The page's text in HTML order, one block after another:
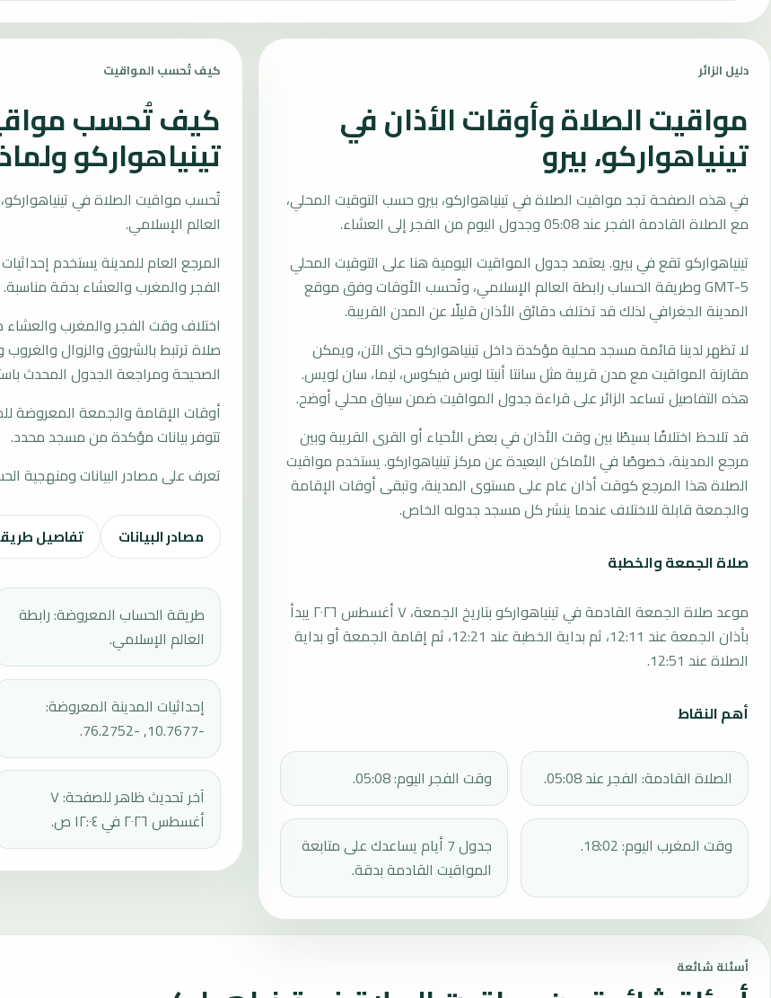
دليل الزائر
مواقيت الصلاة وأوقات الأذان في
تينياهواركو، بيرو
في هذه الصفحة تجد مواقيت الصلاة في تينياهواركو، بيرو حسب التوقيت المحلي،
مع الصلاة القادمة الفجر عند 05:08 وجدول اليوم من الفجر إلى العشاء.
تينياهواركو تقع في بيرو. يعتمد جدول المواقيت اليومية هنا على التوقيت المحلي
GMT-5 وطريقة الحساب رابطة العالم الإسلامي، وتُحسب الأوقات وفق موقع
المدينة الجغرافي لذلك قد تختلف دقائق الأذان قليلًا عن المدن القريبة.
لا تظهر لدينا قائمة مسجد محلية مؤكدة داخل تينياهواركو حتى الآن، ويمكن
مقارنة المواقيت مع مدن قريبة مثل سانتا أنيتا لوس فيكوس، ليما، سان لويس.
هذه التفاصيل تساعد الزائر على قراءة جدول المواقيت ضمن سياق محلي أوضح.
قد تلاحظ اختلافًا بسيطًا بين وقت الأذان في بعض الأحياء أو القرى القريبة وبين
مرجع المدينة، خصوصًا في الأماكن البعيدة عن مركز تينياهواركو. يستخدم مواقيت
الصلاة هذا المرجع كوقت أذان عام على مستوى المدينة، وتبقى أوقات الإقامة
والجمعة قابلة للاختلاف عندما ينشر كل مسجد جدوله الخاص.
صلاة الجمعة والخطبة
موعد صلاة الجمعة القادمة في تينياهواركو بتاريخ الجمعة، ٧ أغسطس ٢٠٢٦ يبدأ
بأذان الجمعة عند 12:11، ثم بداية الخطبة عند 12:21، ثم إقامة الجمعة أو بداية
الصلاة عند 12:51.
أهم النقاط
الصلاة القادمة: الفجر عند 05:08. وقت الفجر اليوم: 05:08.
وقت المغرب اليوم: 18:02.
جدول 7 أيام يساعدك على متابعة
المواقيت القادمة بدقة.
كيف تُحسب المواقيت
كيف تُحسب
تينياهواركو
العالم الإسلامي.
الفجر والمغرب والعشاء بدقة مناسبة.
اختلاف وقت الفجر والمغرب والعشاء
صلاة ترتبط بالشروق والزوال والغروب
الصحيحة ومراجعة الجدول المحدث
أوقات الإقامة والجمعة المعروضة
تتوفر بيانات مؤكدة من مسجد محدد.
تعرف على مصادر البيانات ومنهجية
مصادر البيانات تفاصيل
طريقة الحساب المعروضة: رابطة
العالم الإسلامي.
إحداثيات المدينة المعروضة:
-10.7677, -76.2752.
آخر تحديث ظاهر للصفحة: ٧
أغسطس ٢٠٢٦ في ١٢:٠٤ ص.
أسئلة شائعة